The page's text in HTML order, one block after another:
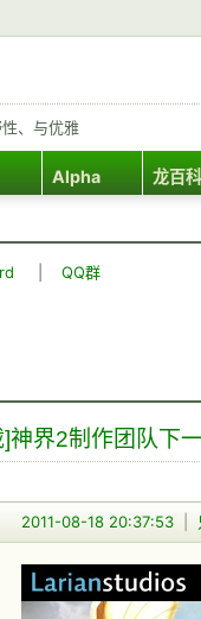
、与优雅
Alpha 龙百科
QQ群
]神界2制作团队下
2011-08-18 20:37:53